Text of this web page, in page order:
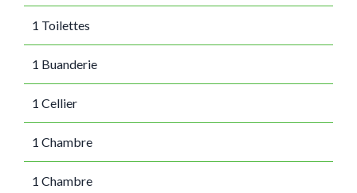
1 Toilettes
1 Buanderie
1 Cellier
1 Chambre
1 Chambre